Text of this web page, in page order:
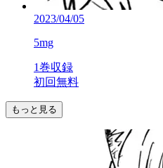
2023/04/05
5mg
1巻収録
初回無料
もっと見る